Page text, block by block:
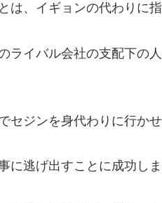
、イギョンの代わりに
ライバル会社の支配下の
ジンを身代わりに行かせ
に逃げ出すことに成功しま